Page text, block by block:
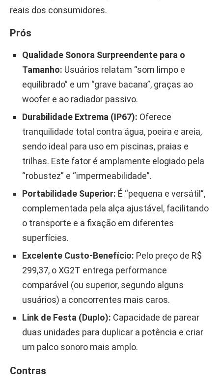
reais dos consumidores.
Prós
Qualidade Sonora Surpreendente para o
Tamanho: Usuários relatam “som limpo e
equilibrado” e um “grave bacana”, graças ao
woofer e ao radiador passivo.
Durabilidade Extrema (IP67): Oferece
tranquilidade total contra água, poeira e areia,
sendo ideal para uso em piscinas, praias e
trilhas. Este fator é amplamente elogiado pela
“robustez” e “impermeabilidade”.
Portabilidade Superior: É “pequena e versátil”,
complementada pela alça ajustável, facilitando
o transporte e a fixação em diferentes
superfícies.
Excelente Custo-Benefício: Pelo preço de R$
299,37, o XG2T entrega performance
comparável (ou superior, segundo alguns
usuários) a concorrentes mais caros.
Link de Festa (Duplo): Capacidade de parear
duas unidades para duplicar a potência e criar
um palco sonoro mais amplo.
Contras